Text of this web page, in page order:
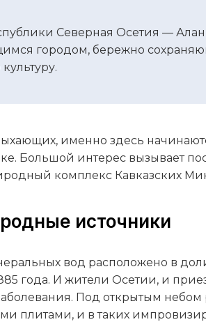
Северная Осетия —
городом, бережно
именно здесь
Большой интерес вызывает
комплекс Кавказских
источники
вод расположено в
года. И жители Осетии, и
Под открытым небом
плитами, и в таких